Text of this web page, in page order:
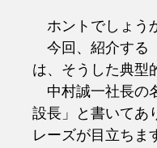
ホントでしょう
今回、紹介する
は、そうした典型
中村誠一社長の
設長」と書いてあ
レーズが目立ちま